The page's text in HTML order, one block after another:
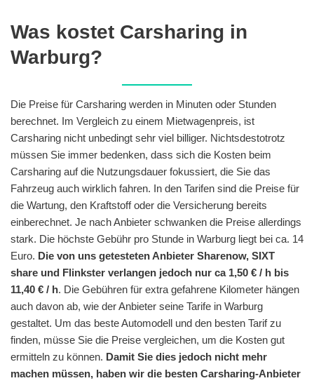
Was kostet Carsharing in
Warburg?
Die Preise für Carsharing werden in Minuten oder Stunden
berechnet. Im Vergleich zu einem Mietwagenpreis, ist
Carsharing nicht unbedingt sehr viel billiger. Nichtsdestotrotz
müssen Sie immer bedenken, dass sich die Kosten beim
Carsharing auf die Nutzungsdauer fokussiert, die Sie das
Fahrzeug auch wirklich fahren. In den Tarifen sind die Preise für
die Wartung, den Kraftstoff oder die Versicherung bereits
einberechnet. Je nach Anbieter schwanken die Preise allerdings
stark. Die höchste Gebühr pro Stunde in Warburg liegt bei ca. 14
Euro. Die von uns getesteten Anbieter Sharenow, SIXT
share und Flinkster verlangen jedoch nur ca 1,50 € / h bis
11,40 € / h. Die Gebühren für extra gefahrene Kilometer hängen
auch davon ab, wie der Anbieter seine Tarife in Warburg
gestaltet. Um das beste Automodell und den besten Tarif zu
finden, müsse Sie die Preise vergleichen, um die Kosten gut
ermitteln zu können. Damit Sie dies jedoch nicht mehr
machen müssen, haben wir die besten Carsharing-Anbieter